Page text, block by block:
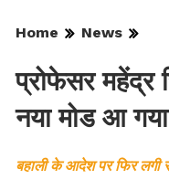
Home News
प्रोफेसर महेंद्र
नया मोड आ गया
बहाली के आदेश पर फिर लगी